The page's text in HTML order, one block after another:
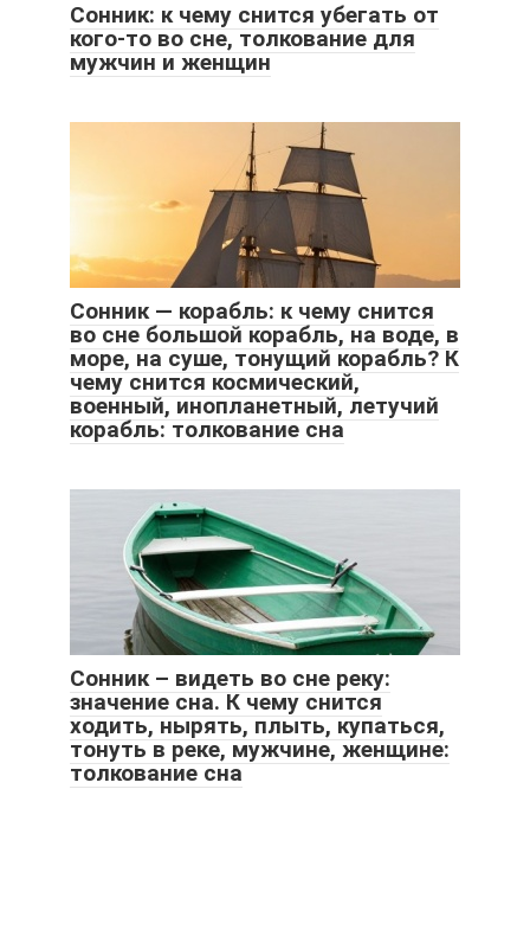
Сонник: к чему снится убегать от
кого-то во сне, толкование для
мужчин и женщин
Сонник — корабль: к чему снится
во сне большой корабль, на воде, в
море, на суше, тонущий корабль? К
чему снится космический,
военный, инопланетный, летучий
корабль: толкование сна
Сонник – видеть во сне реку:
значение сна. К чему снится
ходить, нырять, плыть, купаться,
тонуть в реке, мужчине, женщине:
толкование сна